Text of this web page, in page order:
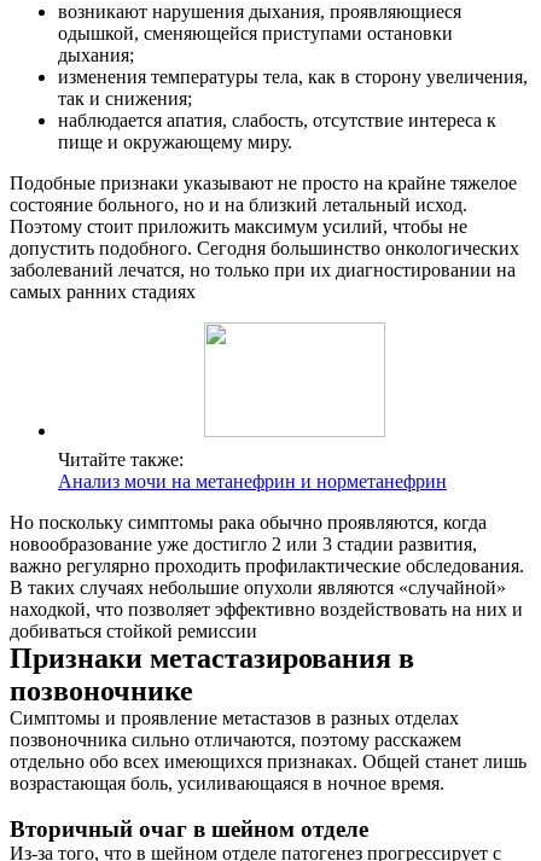
возникают нарушения дыхания, проявляющиеся
одышкой, сменяющейся приступами остановки
дыхания;
изменения температуры тела, как в сторону увеличения,
так и снижения;
наблюдается апатия, слабость, отсутствие интереса к
пище и окружающему миру.
Подобные признаки указывают не просто на крайне тяжелое
состояние больного, но и на близкий летальный исход.
Поэтому стоит приложить максимум усилий, чтобы не
допустить подобного. Сегодня большинство онкологических
заболеваний лечатся, но только при их диагностировании на
самых ранних стадиях
Читайте также:
Анализ мочи на метанефрин и норметанефрин
Но поскольку симптомы рака обычно проявляются, когда
новообразование уже достигло 2 или 3 стадии развития,
важно регулярно проходить профилактические обследования.
В таких случаях небольшие опухоли являются «случайной»
находкой, что позволяет эффективно воздействовать на них и
добиваться стойкой ремиссии
Признаки метастазирования в
позвоночнике
Симптомы и проявление метастазов в разных отделах
позвоночника сильно отличаются, поэтому расскажем
отдельно обо всех имеющихся признаках. Общей станет лишь
возрастающая боль, усиливающаяся в ночное время.
Вторичный очаг в шейном отделе
Из-за того, что в шейном отделе патогенез прогрессирует с